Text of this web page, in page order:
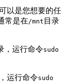
以是您想要的任
常是在 /mnt 目录
，运行命令sudo
运行命令sudo